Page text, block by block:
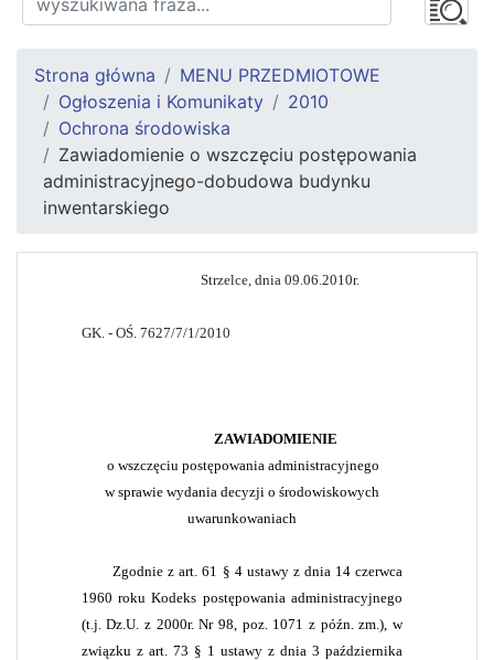
Strona główna
MENU PRZEDMIOTOWE
Ogłoszenia i Komunikaty
2010
Ochrona środowiska
Zawiadomienie o wszczęciu postępowania
administracyjnego-dobudowa budynku
inwentarskiego
Strzelce, dnia 09.06.2010r.
GK. - OŚ. 7627/7/1/2010
ZAWIADOMIENIE
o wszczęciu postępowania administracyjnego
w sprawie wydania decyzji o środowiskowych
uwarunkowaniach
Zgodnie z art. 61 § 4 ustawy z dnia 14 czerwca
1960 roku Kodeks postępowania administracyjnego
(t.j. Dz.U. z 2000r. Nr 98, poz. 1071 z późn. zm.), w
związku z art. 73 § 1 ustawy z dnia 3 października